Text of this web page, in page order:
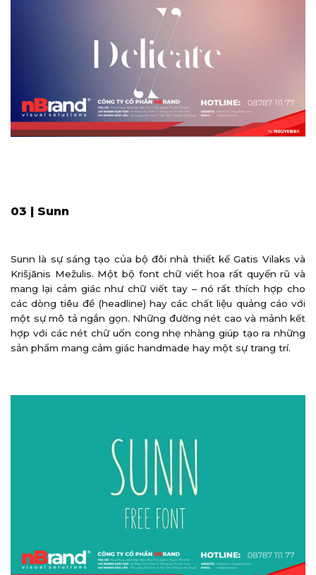
03 | Sunn
Sunn là sự sáng tạo của bộ đôi nhà thiết kế Gatis Vilaks và
Krišjānis Mežulis. Một bộ font chữ viết hoa rất quyến rũ và
mang lại cảm giác như chữ viết tay – nó rất thích hợp cho
các dòng tiêu đề (headline) hay các chất liệu quảng cáo với
một sự mô tả ngắn gọn. Những đường nét cao và mảnh kết
hợp với các nét chữ uốn cong nhẹ nhàng giúp tạo ra những
sản phẩm mang cảm giác handmade hay một sự trang trí.